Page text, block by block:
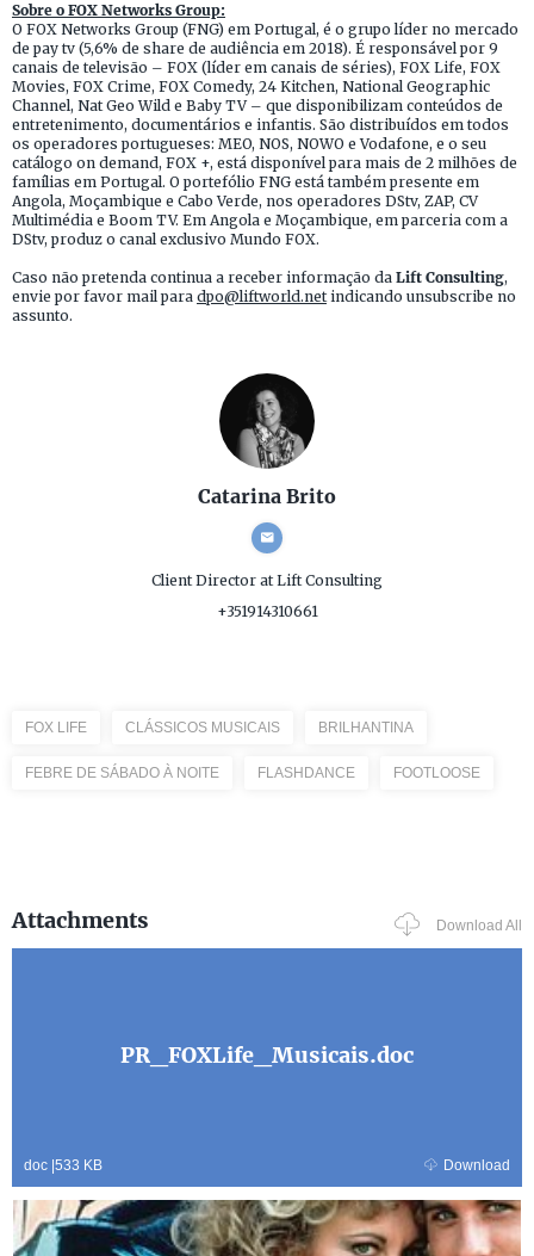
Sobre o FOX Networks Group:
O FOX Networks Group (FNG) em Portugal, é o grupo líder no mercado
de pay tv (5,6% de share de audiência em 2018). É responsável por 9
canais de televisão – FOX (líder em canais de séries), FOX Life, FOX
Movies, FOX Crime, FOX Comedy, 24 Kitchen, National Geographic
Channel, Nat Geo Wild e Baby TV – que disponibilizam conteúdos de
entretenimento, documentários e infantis. São distribuídos em todos
os operadores portugueses: MEO, NOS, NOWO e Vodafone, e o seu
catálogo on demand, FOX +, está disponível para mais de 2 milhões de
famílias em Portugal. O portefólio FNG está também presente em
Angola, Moçambique e Cabo Verde, nos operadores DStv, ZAP, CV
Multimédia e Boom TV. Em Angola e Moçambique, em parceria com a
DStv, produz o canal exclusivo Mundo FOX.
Caso não pretenda continua a receber informação da Lift Consulting,
envie por favor mail para dpo@liftworld.netindicando unsubscribe no
assunto.
Catarina Brito
Client Director at Lift Consulting
+351914310661
FOX LIFE CLÁSSICOS MUSICAIS BRILHANTINA
FEBRE DE SÁBADO À NOITE FLASHDANCE FOOTLOOSE
Attachments Download All
PR_FOXLife_Musicais.doc
doc 533 KB Download